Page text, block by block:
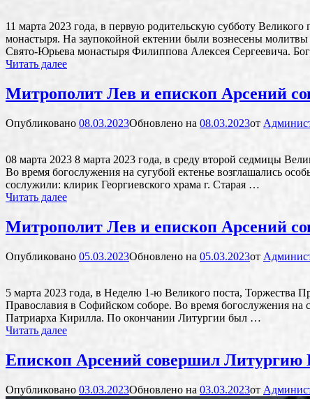
Преображения
Господня
11 марта 2023 года, в первую родительскую субботу
монастыря. На заупокойной ектении были вознесены
Свято-Юрьева монастыря Филиппова Алексея Сергеевича.
Читать далееПервая
Великого
Митрополит Лев и епископ Арсений
Опубликовано 08.03.2023Обновлено на 08.03.2023от
08 марта 2023 8 марта 2023 года, в среду второй седмицы
Во время богослужения на сугубой ектенье возглашались
сослужили: клирик Георгиевского храма г. Старая …
Читать далееМитрополит
епископ
совершили
Даров
Митрополит Лев и епископ Арсений
Опубликовано 05.03.2023Обновлено на 05.03.2023от
5 марта 2023 года, в Неделю 1-ю Великого поста, Торжества
Православия в Софийском соборе. Во время богослужения на
Патриарха Кирилла. По окончании Литургии был …
Читать далееМитрополит
епископ
совершили
Епископ Арсений совершил
Опубликовано 03.03.2023Обновлено на 03.03.2023от